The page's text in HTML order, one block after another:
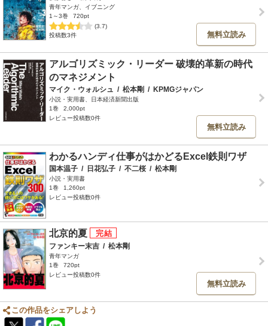
青年マンガ、イブニング
1～3巻
720pt
(3.7)
投稿数3件
無料立読み
アルゴリズミック・リーダー 破壊的革新の時代
のマネジメント
マイク・ウォルシュ / 松本剛 / KPMGジャパン
小説・実用書、日本経済新聞出版
1巻
2,000pt
レビュー投稿数0件
無料立読み
わかるハンディ仕事がはかどるExcel鉄則ワザ
国本温子 / 日花弘子 / 不二桜 / 松本剛
小説・実用書
1巻
1,260pt
レビュー投稿数0件
北京的夏
ファンキー末吉 / 松本剛
青年マンガ
1巻
720pt
レビュー投稿数0件
無料立読み
この作品をシェアしよう